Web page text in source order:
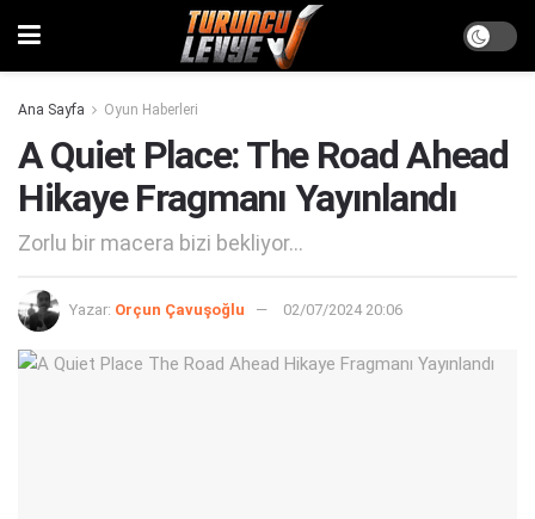
Ana Sayfa Oyun Haberleri
A Quiet Place: The Road Ahead
Hikaye Fragmanı Yayınlandı
Zorlu bir macera bizi bekliyor...
Yazar: Orçun Çavuşoğlu 02/07/2024 20:06